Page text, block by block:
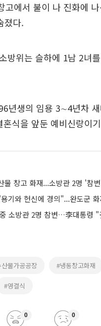
고에서 불이 나 진화에
졌다.
방위는 슬하에 1남 2녀
년생의 임용 3∼4년차
식을 앞둔 예비신랑이
물 창고 화재...소방관 2명 '참
소방관 2명 참변…李대통령 "
물가공공장 #냉동창고화재
#영결식
0 0